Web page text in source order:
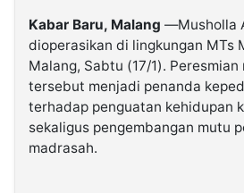
Kabarbaru.co
Kabar Baru, Malang —Musholla
dioperasikan di lingkungan MTs
Malang, Sabtu (17/1).
tersebut menjadi penanda
terhadap penguatan kehidupan
sekaligus pengembangan mutu
madrasah.